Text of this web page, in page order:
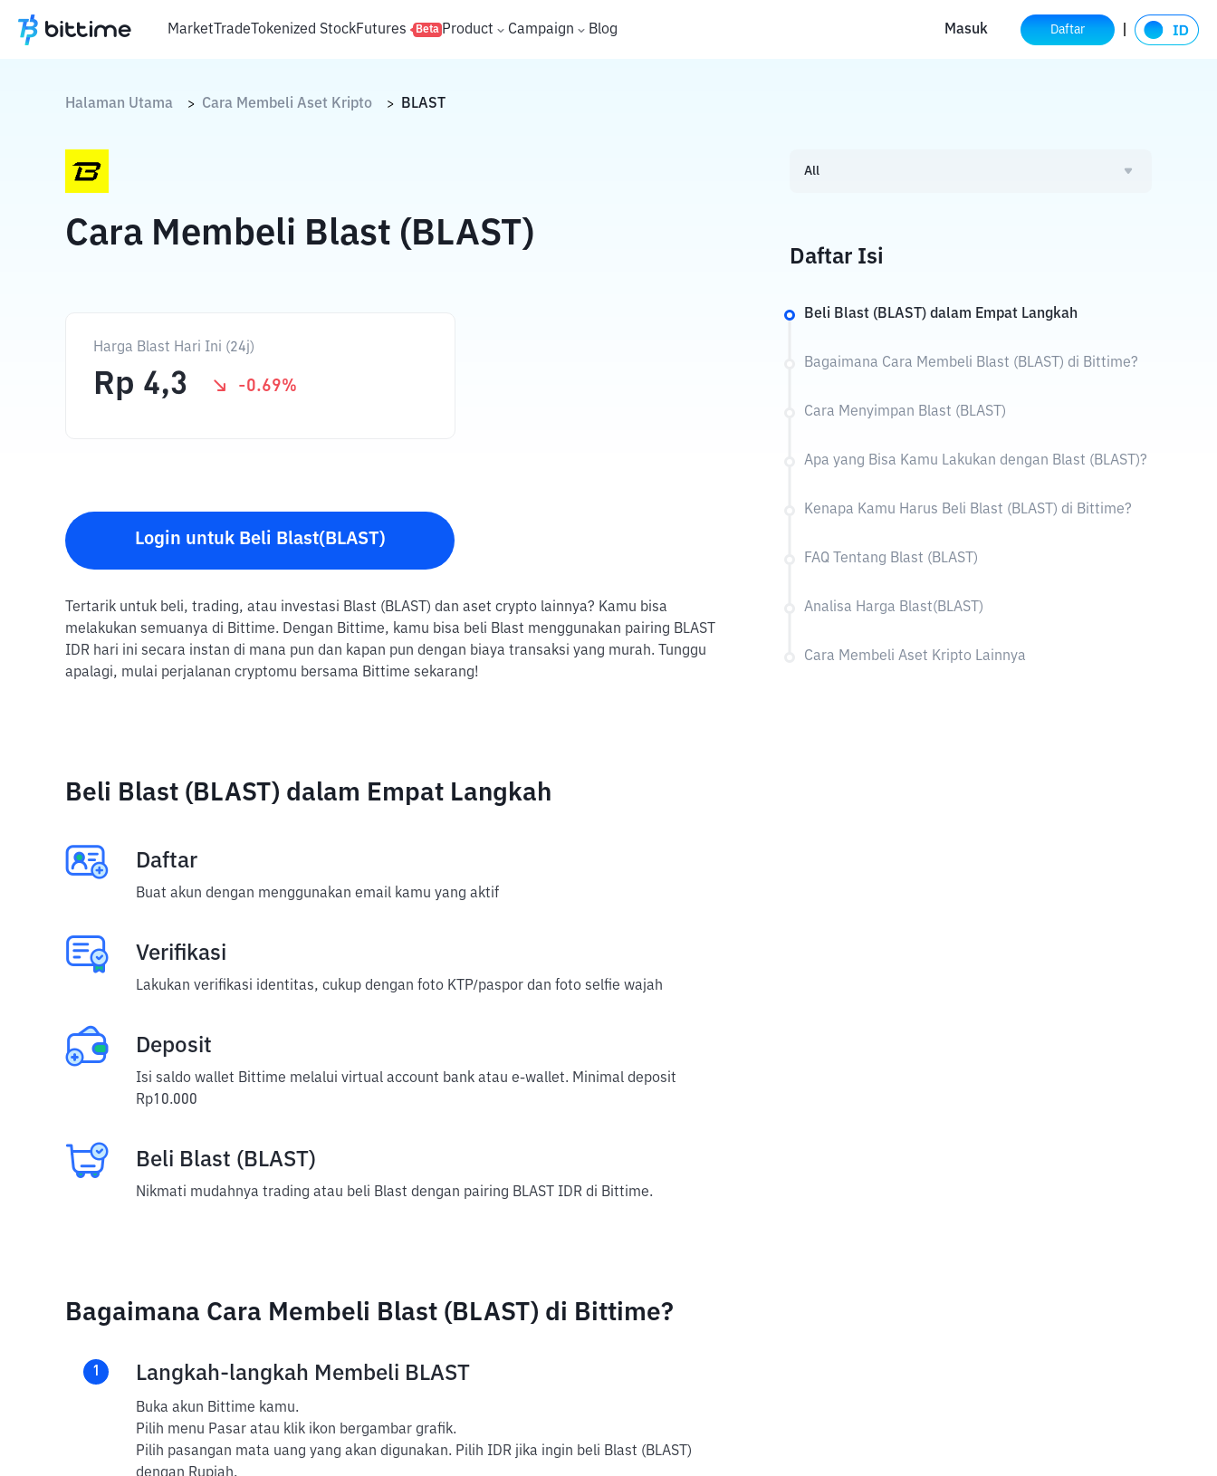
MarketTradeTokenized StockFutures Beta Product Campaign Blog Masuk Daftar
Halaman Utama > Cara Membeli Aset Kripto > BLAST
Cara Membeli Blast (BLAST)
Harga Blast Hari Ini (24j)
Rp 4,3 -0.69%
Login untuk Beli Blast(BLAST)
Tertarik untuk beli, trading, atau investasi Blast (BLAST) dan aset crypto lainnya? Kamu bisa
melakukan semuanya di Bittime. Dengan Bittime, kamu bisa beli Blast menggunakan pairing BLAST
IDR hari ini secara instan di mana pun dan kapan pun dengan biaya transaksi yang murah. Tunggu
apalagi, mulai perjalanan cryptomu bersama Bittime sekarang!
Beli Blast (BLAST) dalam Empat Langkah
Daftar
Buat akun dengan menggunakan email kamu yang aktif
Verifikasi
Lakukan verifikasi identitas, cukup dengan foto KTP/paspor dan foto selfie wajah
Deposit
Isi saldo wallet Bittime melalui virtual account bank atau e-wallet. Minimal deposit
Rp10.000
Beli Blast (BLAST)
Nikmati mudahnya trading atau beli Blast dengan pairing BLAST IDR di Bittime.
Bagaimana Cara Membeli Blast (BLAST) di Bittime?
1 Langkah-langkah Membeli BLAST
Buka akun Bittime kamu.
Pilih menu Pasar atau klik ikon bergambar grafik.
Pilih pasangan mata uang yang akan digunakan. Pilih IDR jika ingin beli Blast (BLAST)
All
Daftar Isi
Beli Blast (BLAST) dalam Empat Langkah
Bagaimana Cara Membeli Blast (BLAST) di Bittime?
Cara Menyimpan Blast (BLAST)
Apa yang Bisa Kamu Lakukan dengan Blast (BLAST)?
Kenapa Kamu Harus Beli Blast (BLAST) di Bittime?
FAQ Tentang Blast (BLAST)
Analisa Harga Blast(BLAST)
Cara Membeli Aset Kripto Lainnya